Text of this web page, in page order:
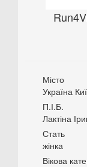
Місто
Україна
П.І.Б.
Лактіна
Стать
жінка
Вікова